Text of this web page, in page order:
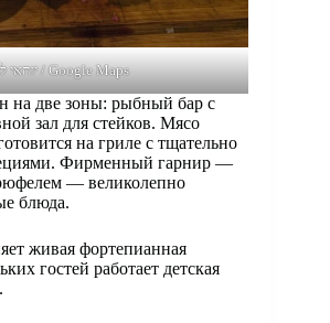
יוחאי לולאי / Google Maps
на две зоны: рыбный бар с
зал для стейков. Мясо
на гриле с тщательно
Фирменный гарнир —
— великолепно
блюда.
живая фортепианная
гостей работает детская